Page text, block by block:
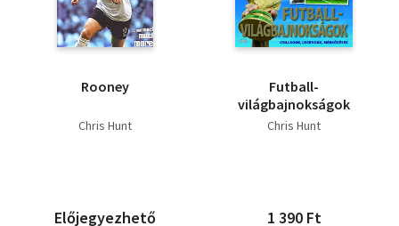
Rooney
Chris Hunt
Előjegyezhető
Futball-
világbajnokságok
Chris Hunt
1 390 Ft